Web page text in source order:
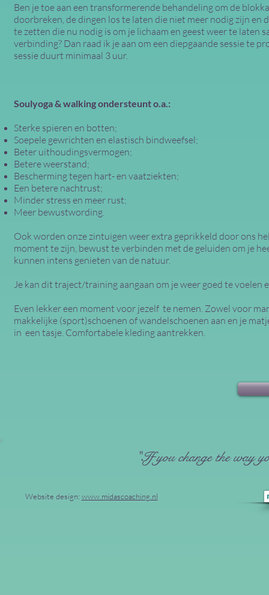
Ben je toe aan een transformerende behandeling om de
doorbreken, de dingen los te laten die niet meer nodig zijn en
te zetten die nu nodig is om je lichaam en geest weer te laten
verbinding? Dan raad ik je aan om een diepgaande sessie te
sessie duurt minimaal 3 uur.
Soulyoga & walking ondersteunt o.a.:
Sterke spieren en botten;
Soepele gewrichten en elastisch bindweefsel;
Beter uithoudingsvermogen;
Betere weerstand;
Bescherming tegen hart- en vaatziekten;
Een betere nachtrust;
Minder stress en meer rust;
Meer bewustwording.
Ook worden onze zintuigen weer extra geprikkeld door ons
moment te zijn, bewust te verbinden met de geluiden om je
kunnen intens genieten van de natuur.
Je kan dit traject/training aangaan om je weer goed te
Even lekker een moment voor jezelf te nemen. Zowel voor
makkelijke (sport)schoenen of wandelschoenen aan en je
in een tasje. Comfortabele kleding aantrekken.
"If you change the way
Website design: www.midascoaching.nl